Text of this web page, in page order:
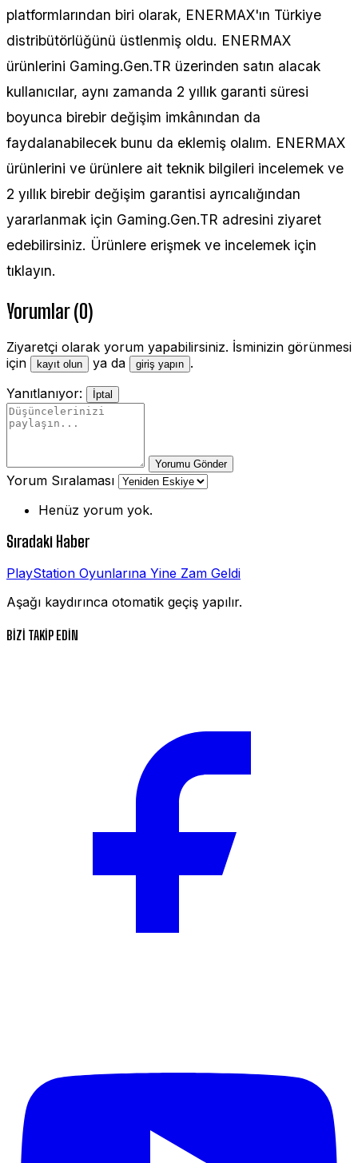
platformlarından biri olarak, ENERMAX'ın Türkiye
distribütörlüğünü üstlenmiş oldu. ENERMAX
ürünlerini Gaming.Gen.TR üzerinden satın alacak
kullanıcılar, aynı zamanda 2 yıllık garanti süresi
boyunca birebir değişim imkânından da
faydalanabilecek bunu da eklemiş olalım. ENERMAX
ürünlerini ve ürünlere ait teknik bilgileri incelemek ve
2 yıllık birebir değişim garantisi ayrıcalığından
yararlanmak için Gaming.Gen.TR adresini ziyaret
edebilirsiniz. Ürünlere erişmek ve incelemek için
tıklayın.
Yorumlar (0)
Ziyaretçi olarak yorum yapabilirsiniz. İsminizin görünmesi
için
kayıt olun ya da giriş yapın .
Yanıtlanıyor:
İptal
Yorumu Gönder
Yorum Sıralaması
Henüz yorum yok.
Sıradaki Haber
PlayStation Oyunlarına Yine Zam Geldi
Aşağı kaydırınca otomatik geçiş yapılır.
BİZİ TAKİP EDİN